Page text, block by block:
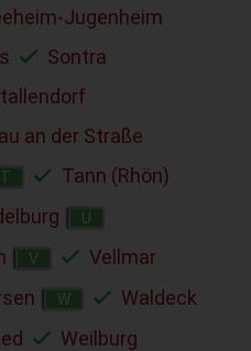
Jugenheim
Sontra
an der Straße
T
Tann (Rhön)
U
V
Vellmar
W
Waldeck
Weilburg